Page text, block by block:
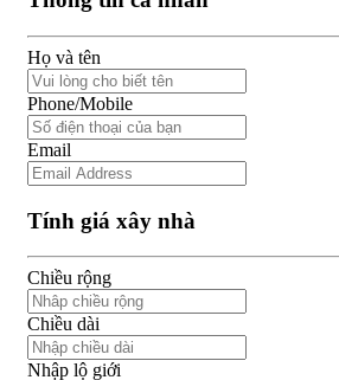
Họ và tên
Phone/Mobile
Email
Tính giá xây nhà
Chiều rộng
Chiều dài
Nhập lộ giới